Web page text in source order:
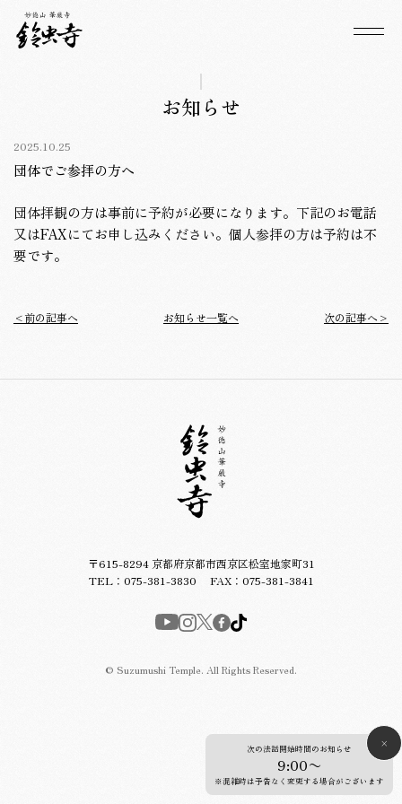
お知らせ
2025.10.25
団体でご参拝の方へ
団体拝観の方は事前に予約が必要になります。下記のお電話
又はFAXにてお申し込みください。個人参拝の方は予約は不
要です。
前の記事へ お知らせ一覧へ 次の記事へ
次の法話開始時間のお知らせ
9:00〜
※混雑時は予告なく変更する場合がございます
×
〒615-8294 京都府京都市西京区松室地家町31
TEL： 075-381-3830 FAX：075-381-3841
© Suzumushi Temple. All Rights Reserved.